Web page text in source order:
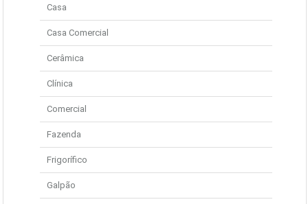
Casa
Casa Comercial
Cerâmica
Clínica
Comercial
Fazenda
Frigorífico
Galpão